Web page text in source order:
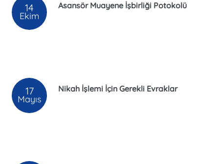
14
Ekim
Asansör Muayene İşbirliği Potokolü
17
Mayıs
Nikah İşlemi İçin Gerekli Evraklar